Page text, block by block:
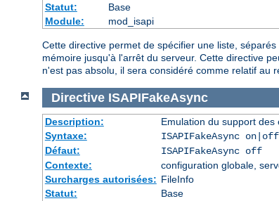
Statut:
Base
Module:
mod_isapi
Cette directive permet de spécifier une liste,
mémoire jusqu'à l'arrêt du serveur. Cette directive
n'est pas absolu, il sera considéré comme relatif au
Directive ISAPIFakeAsync
Description:
Emulation du support
Syntaxe:
ISAPIFakeAsync on|off
Défaut:
ISAPIFakeAsync off
Contexte:
configuration globale,
Surcharges autorisées: FileInfo
Statut:
Base